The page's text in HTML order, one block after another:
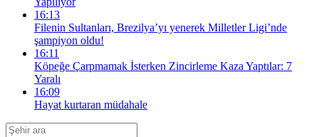
16:13
Filenin Sultanları, Brezilya’yı yenerek Milletler Ligi’nde
şampiyon oldu!
16:11
Köpeğe Çarpmamak İsterken Zincirleme Kaza Yaptılar: 7
Yaralı
16:09
Hayat kurtaran müdahale